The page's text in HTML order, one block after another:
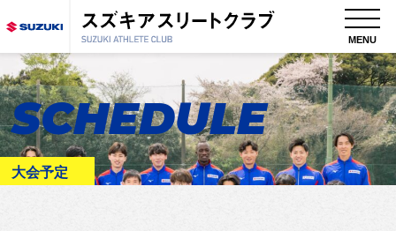
MENU
SCHEDULE
大会予定